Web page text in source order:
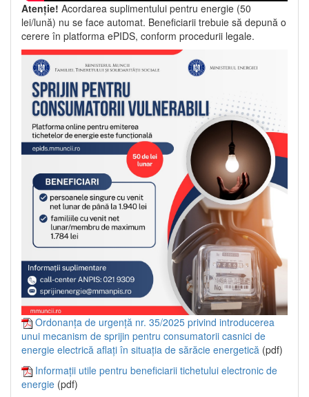
Atenție! Acordarea suplimentului pentru energie (50
lei/lună) nu se face automat. Beneficiarii trebuie să depună o
cerere în platforma ePIDS, conform procedurii legale.
Ordonanța de urgență nr. 35/2025 privind introducerea
unui mecanism de sprijin pentru consumatorii casnici de
energie electrică aflați în situația de sărăcie energetică (pdf)
Informații utile pentru beneficiarii tichetului electronic de
energie (pdf)